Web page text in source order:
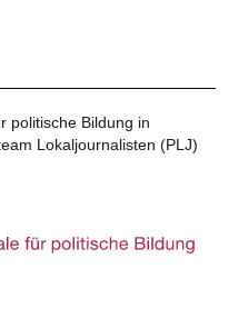
politische Bildung in
Lokaljournalisten (PLJ)